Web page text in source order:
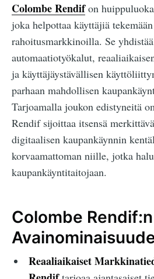
Colombe Rendifon
joka helpottaa käyttäjiä
rahoitusmarkkinoilla. Se
automaatiotyökalut,
ja käyttäjäystävällisen
parhaan mahdollisen
Tarjoamalla joukon edistyneitä
Rendif sijoittaa itsensä
digitaalisen kaupankäynnin
korvaamattoman niille, jotka
kaupankäyntitaitojaan.
Colombe Rendif:n
Reaaliaikaiset